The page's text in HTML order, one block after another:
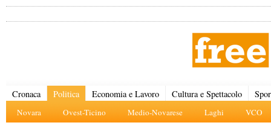
Cronaca Politica
Novara Ovest-Ticino Medio-Novarese Laghi VCO
Economia e Lavoro Cultura e Spettacolo